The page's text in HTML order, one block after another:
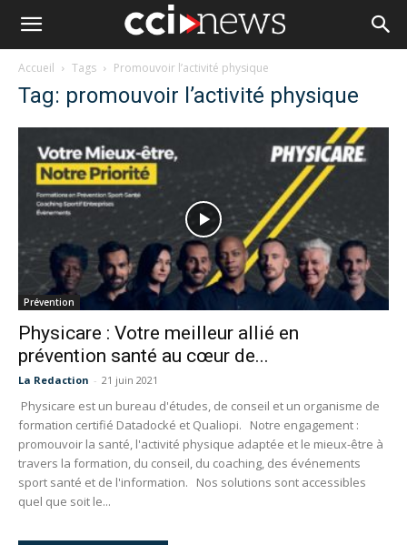
Accueil Tags Promouvoir l’activité physique
Tag: promouvoir l’activité physique
Prévention
Physicare : Votre meilleur allié en
prévention santé au cœur de...
La Redaction - 21 juin 2021
Physicare est un bureau d'études, de conseil et un organisme de
formation certifié Datadocké et Qualiopi. Notre engagement :
promouvoir la santé, l'activité physique adaptée et le mieux-être à
travers la formation, du conseil, du coaching, des événements
sport santé et de l'information. Nos solutions sont accessibles
quel que soit le...